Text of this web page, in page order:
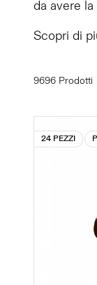
da avere
Scopri di
9696 Prodotti
24 PEZZI